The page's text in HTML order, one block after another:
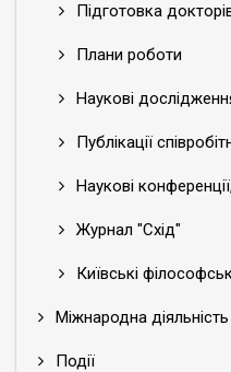
Підготовка
Плани роботи
Наукові
Публікації
Наукові
Журнал "Схід"
Київські
Міжнародна діяльність
Події